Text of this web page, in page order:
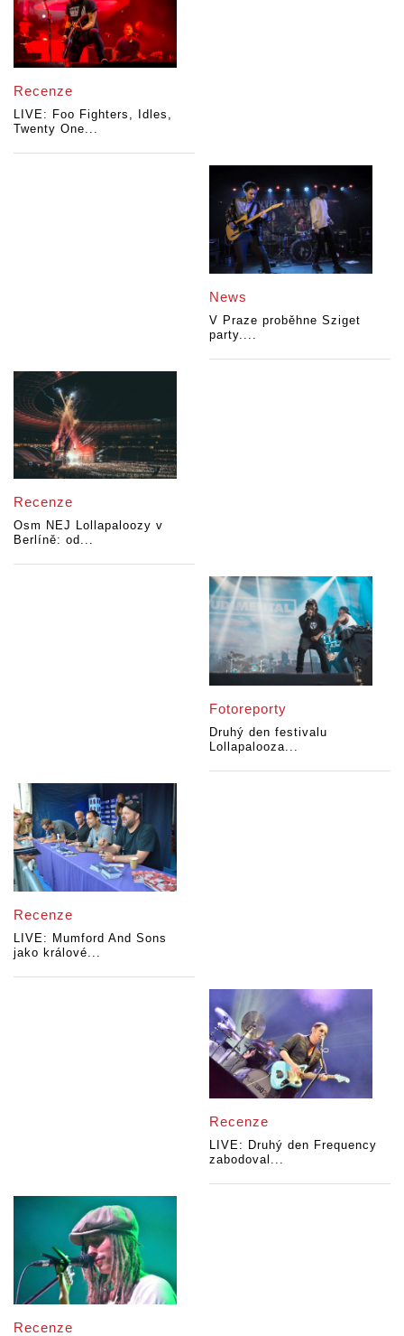
Recenze
LIVE: Foo Fighters, Idles,
Twenty One...
News
V Praze proběhne Sziget
party....
Recenze
Osm NEJ Lollapaloozy v
Berlíně: od...
Fotoreporty
Druhý den festivalu
Lollapalooza...
Recenze
LIVE: Mumford And Sons
jako králové...
Recenze
LIVE: Druhý den Frequency
zabodoval...
Recenze